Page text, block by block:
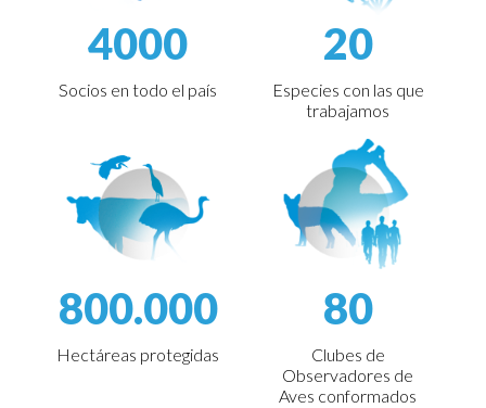
4000
Socios en todo el país
20
Especies con las que
trabajamos
800.000
Hectáreas protegidas
80
Clubes de
Observadores de
Aves conformados